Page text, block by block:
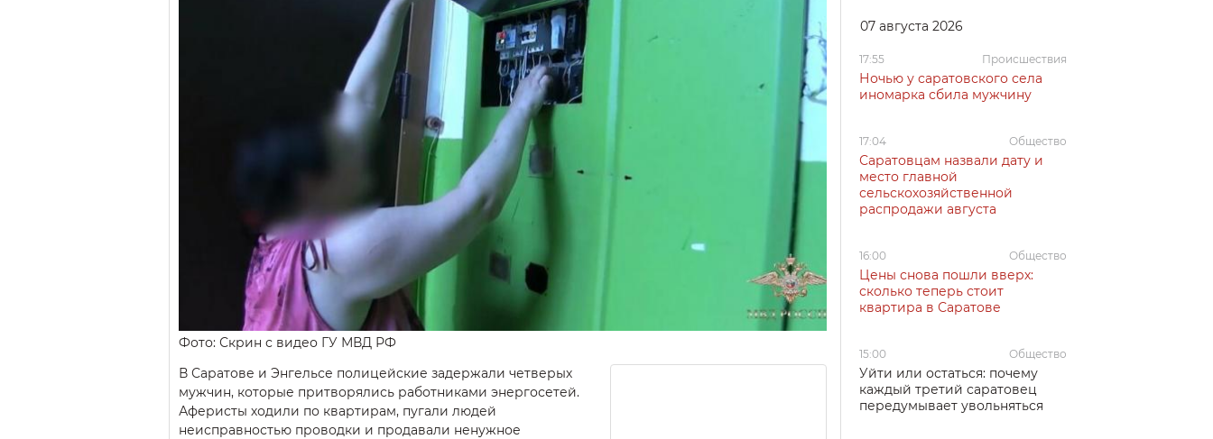
Фото: Скрин с видео ГУ МВД РФ
В Саратове и Энгельсе полицейские задержали четверых
мужчин, которые притворялись работниками энергосетей.
Аферисты ходили по квартирам, пугали людей
неисправностью проводки и продавали ненужное
07 августа 2026
17:55 Происшествия
Ночью у саратовского села
иномарка сбила мужчину
17:04 Общество
Саратовцам назвали дату и
место главной
сельскохозяйственной
распродажи августа
16:00 Общество
Цены снова пошли вверх:
сколько теперь стоит
квартира в Саратове
15:00 Общество
Уйти или остаться: почему
каждый третий саратовец
передумывает увольняться